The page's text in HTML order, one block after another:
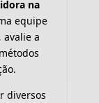
na
equipe
a
diversos